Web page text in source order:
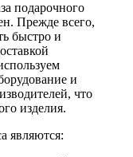
подарочного
Прежде всего,
быстро и
и
что
изделия.
являются: